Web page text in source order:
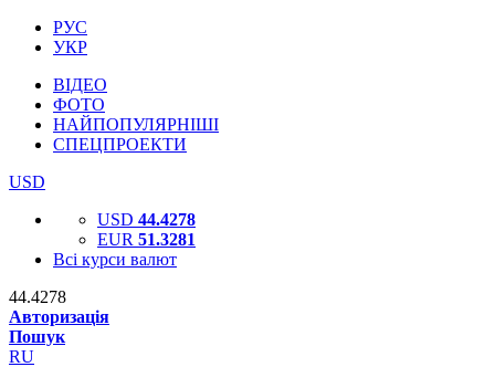
РУС
УКР
ВІДЕО
ФОТО
НАЙПОПУЛЯРНІШІ
СПЕЦПРОЕКТИ
USD
USD 44.4278
EUR 51.3281
Всі курси валют
44.4278
Авторизація
Пошук
RU